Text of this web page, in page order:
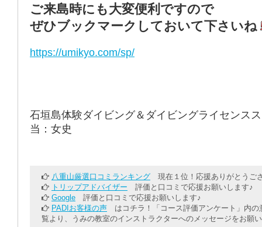
ご来島時にも大変便利ですので
ぜひブックマークしておいて下さいね
https://umikyo.com/sp/
石垣島体験ダイビング＆ダイビングライセンス
当：女史
八重山厳選口コミランキング 現在１位！応援ありがとうご
トリップアドバイザー 評価と口コミで応援お願いします♪
Google 評価と口コミで応援お願いします♪
PADIお客様の声 はコチラ！「コース評価アンケート」内の
覧より、うみの教室のインストラクターへのメッセージをお願